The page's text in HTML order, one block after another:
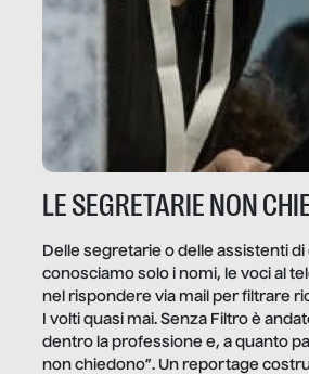
LE SEGRETARIE NON
Delle segretarie o delle assistenti
conosciamo solo i nomi, le voci al
nel rispondere via mail per filtrare
I volti quasi mai. Senza Filtro è
dentro la professione e, a quanto
non chiedono”. Un reportage